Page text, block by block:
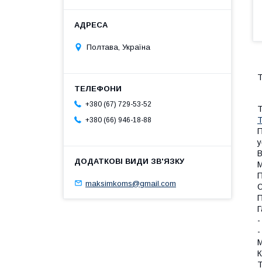
Полтава, Україна
+380 (67) 729-53-52
+380 (66) 946-18-88
maksimkoms@gmail.com